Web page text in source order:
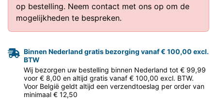
op bestelling. Neem contact met ons op om de
mogelijkheden te bespreken.
Binnen Nederland gratis bezorging vanaf € 100,00 excl.
BTW
Wij bezorgen uw bestelling binnen Nederland tot € 99,99
voor € 8,00 en altijd gratis vanaf € 100,00 excl. BTW.
Voor België geldt altijd een verzendtoeslag per order van
minimaal € 12,50